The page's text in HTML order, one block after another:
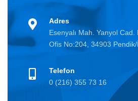
Adres
Esenyalı Mah. Yanyol
Ofis No:204, 34903
Telefon
0 (216) 355 73 16